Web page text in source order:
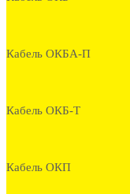
Кабель ОКБА-П
Кабель ОКБ-Т
Кабель ОКП